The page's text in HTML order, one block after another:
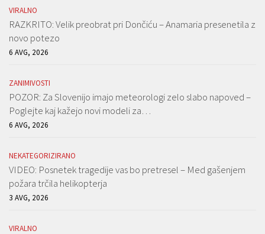
VIRALNO
RAZKRITO: Velik preobrat pri Dončiću – Anamaria presenetila z
novo potezo
6 AVG, 2026
ZANIMIVOSTI
POZOR: Za Slovenijo imajo meteorologi zelo slabo napoved –
Poglejte kaj kažejo novi modeli za…
6 AVG, 2026
NEKATEGORIZIRANO
VIDEO: Posnetek tragedije vas bo pretresel – Med gašenjem
požara trčila helikopterja
3 AVG, 2026
VIRALNO